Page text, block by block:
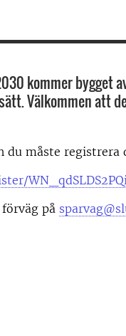
kommer bygget
Välkommen att
måste registrera
på